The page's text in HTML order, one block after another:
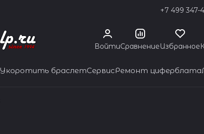
+7 499 347-
ВойтиСравнениеИзбранное
Укоротить браслетСервисРемонт циферблата